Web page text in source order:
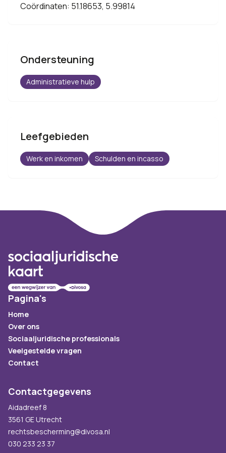
Coördinaten: 51.18653, 5.99814
Ondersteuning
Administratieve hulp
Leefgebieden
Werk en inkomen Schulden en incasso
Pagina's
Home
Over ons
Sociaaljuridische professionals
Veelgestelde vragen
Contact
Contactgegevens
Aidadreef 8
3561 GE Utrecht
rechtsbescherming@divosa.nl
030 233 23 37